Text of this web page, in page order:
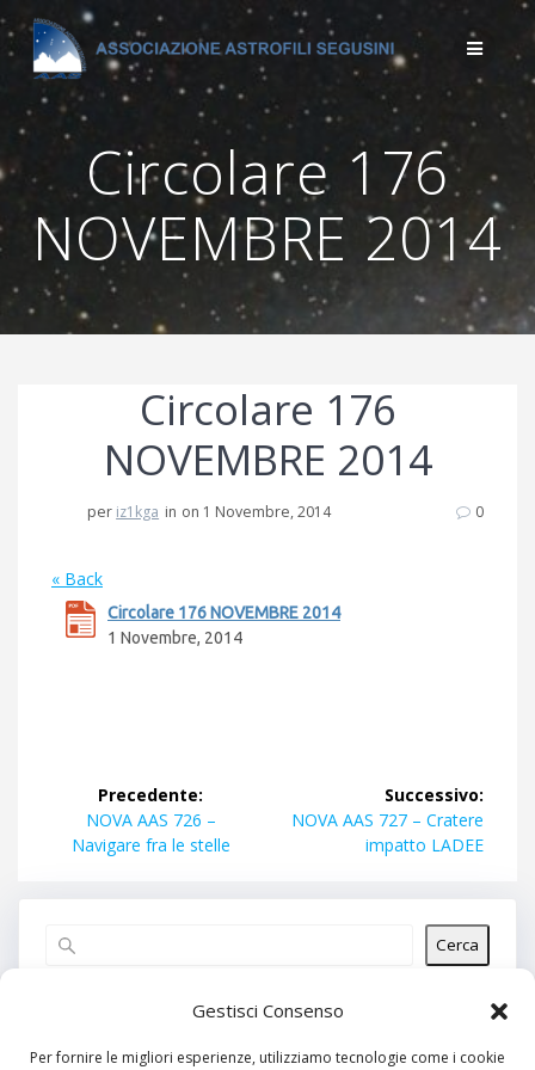
Gestisci Consenso
Per fornire le migliori esperienze, utilizziamo tecnologie come i cookie
Salta
al
contenuto
Circolare 176
NOVEMBRE 2014
Circolare 176
NOVEMBRE 2014
per iz1kga in on 1 Novembre, 2014 0
« Back
Circolare 176 NOVEMBRE 2014
1 Novembre, 2014
Navigazione
articoli
Precedente:
Articolo
precedente:
NOVA AAS 726 –
Navigare fra le stelle
Successivo:
Articolo
successivo:
NOVA AAS 727 – Cratere
impatto LADEE
Cerca
Articoli recenti